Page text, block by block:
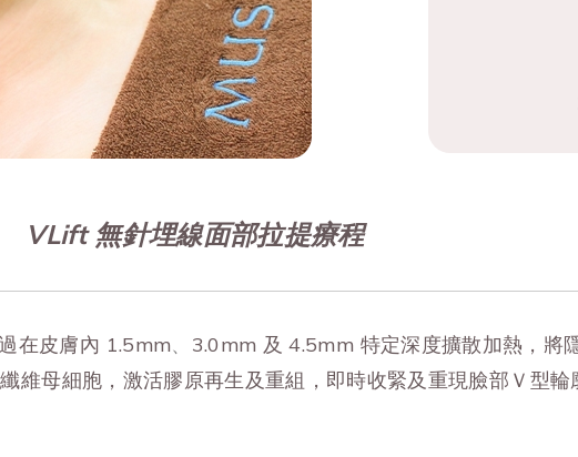
VLift 無針埋線面部拉提療程
在皮膚內 1.5mm、 3.0mm 及 4.5mm 特定深度擴散加熱，將
維母細胞，激活膠原再生及重組，即時收緊及重現臉部Ｖ型